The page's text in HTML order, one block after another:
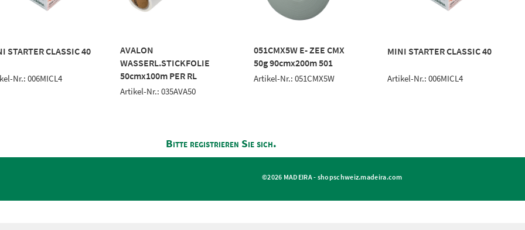
STARTER CLASSIC 40
Nr.: 006MICL4
AVALON
WASSERL.STICKFOLIE
50cmx100m PER RL
Artikel-Nr.: 035AVA50
051CMX5W E- ZEE CMX
50g 90cmx200m 501
Artikel-Nr.: 051CMX5W
MINI STARTER CLASSIC 40
Artikel-Nr.: 006MICL4
Bitte registrieren Sie sich.
©2026 MADEIRA - shopschweiz.madeira.com